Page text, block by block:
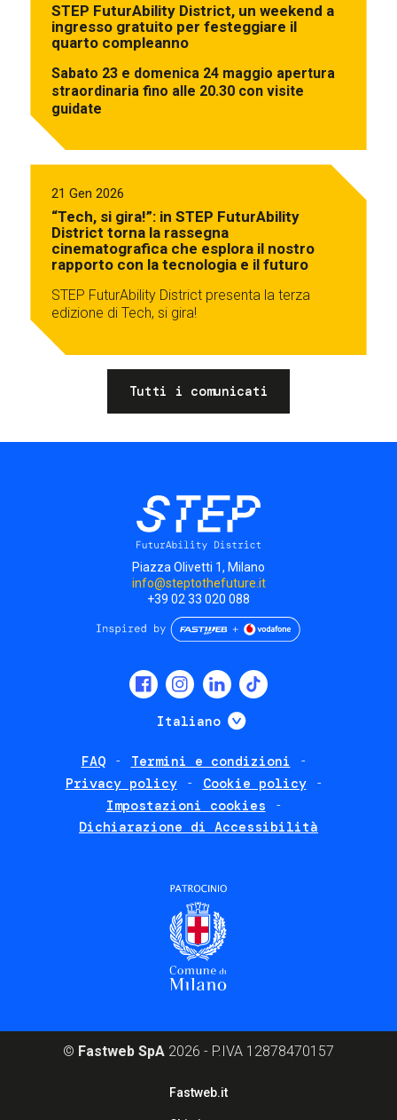
STEP FuturAbility District, un weekend a
ingresso gratuito per festeggiare il
quarto compleanno
Sabato 23 e domenica 24 maggio apertura
straordinaria fino alle 20.30 con visite
guidate
21 Gen 2026
“Tech, si gira!”: in STEP FuturAbility
District torna la rassegna
cinematografica che esplora il nostro
rapporto con la tecnologia e il futuro
STEP FuturAbility District presenta la terza
edizione di Tech, si gira!
Tutti i comunicati
Piazza Olivetti 1, Milano
info@steptothefuture.it
+39 02 33 020 088
Italiano Mostra ulteriori
FAQ
Termini e condizioni
Privacy policy
Cookie policy
Impostazioni cookies
Dichiarazione di Accessibilità
© Fastweb SpA 2026 - P.IVA 12878470157
Fastweb.it